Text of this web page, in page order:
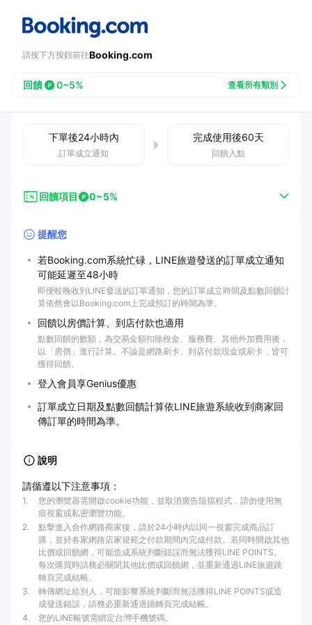
請按下方按鈕前往Booking.com
回饋 0~5% 查看所有類別
下單後24小時內
訂單成立通知
完成使用後60天
回饋入點
回饋項目 0~5%
提醒您
若Booking.com系統忙碌，LINE旅遊發送的訂單成立通知
可能延遲至48小時
即便較晚收到LINE發送的訂單通知，您的訂單成立時間及點數回饋計
算依然會以Booking.com上完成預訂的時間為準。
回饋以房價計算、到店付款也適用
點數回饋的數額，為交易金額扣除稅金、服務費、其他外加費用後，
以「房價」進行計算。不論是網路刷卡、到店付款現金或刷卡，皆可
獲得回饋。
登入會員享Genius優惠
訂單成立日期及點數回饋計算依LINE旅遊系統收到商家回
傳訂單的時間為準。
說明
請循遵以下注意事項：
1.
您的瀏覽器需開啟cookie功能，並取消廣告阻擋程式，請勿使用無
痕視窗或私密瀏覽功能。
2.
點擊進入合作網路商家後，請於24小時內以同一視窗完成商品訂
購，並於各家網路店家規範之付款期間內完成付款。若同時開啟其他
比價或回饋網，可能造成系統判斷錯誤而無法獲得LINE POINTS。
每次購買時請務必關閉其他比價或回饋網，並重新通過LINE旅遊跳
轉頁完成結帳。
3.
轉傳網址給別人，可能影響系統判斷而無法獲得LINE POINTS或造
成發送錯誤，請務必重新通過跳轉頁完成結帳。
4. 您的LINE帳號需綁定台灣手機號碼。